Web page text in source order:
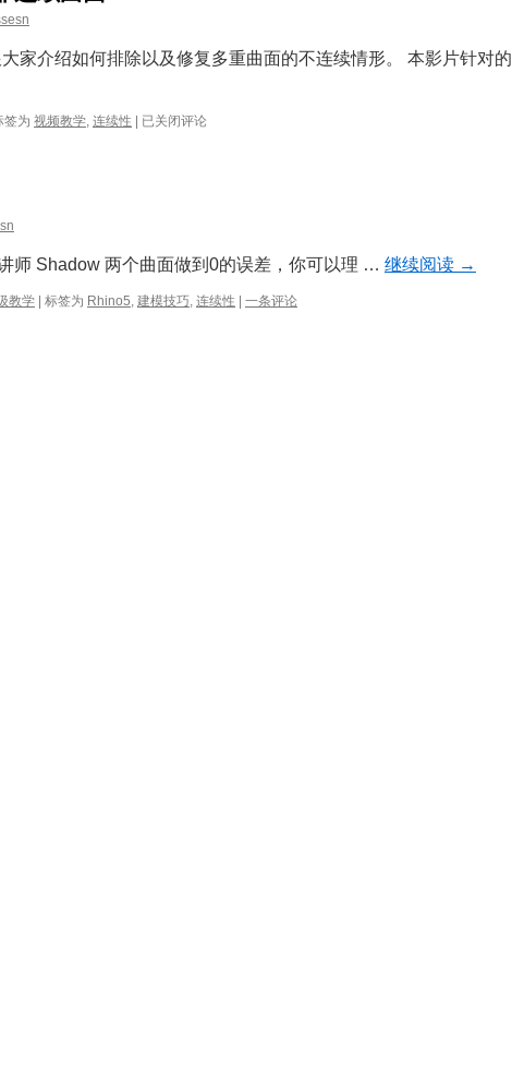
家介绍如何排除以及修复多重曲面的不连续情形。 本影片针对的
签为 视频教学, 连续性
疑
非
连
续
已关闭评论
师 Shadow 两个曲面做到0的误差，你可以理 … 继续阅读 →
教学 标签为 Rhino5, 建模技巧, 连续性 一条评论